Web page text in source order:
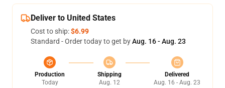
Deliver to United States
Cost to ship:$6.99
Standard - Order today to get byAug. 16 - Aug. 23
Production
Today
Shipping
Aug. 12
Delivered
Aug. 16 - Aug. 23